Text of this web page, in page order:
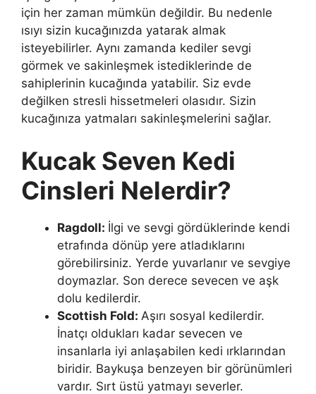
için her zaman mümkün değildir. Bu nedenle
ısıyı sizin kucağınızda yatarak almak
isteyebilirler. Aynı zamanda kediler sevgi
görmek ve sakinleşmek istediklerinde de
sahiplerinin kucağında yatabilir. Siz evde
değilken stresli hissetmeleri olasıdır. Sizin
kucağınıza yatmaları sakinleşmelerini sağlar.
Kucak Seven Kedi
Cinsleri Nelerdir?
Ragdoll: İlgi ve sevgi gördüklerinde kendi
etrafında dönüp yere atladıklarını
görebilirsiniz. Yerde yuvarlanır ve sevgiye
doymazlar. Son derece sevecen ve aşk
dolu kedilerdir.
Scottish Fold: Aşırı sosyal kedilerdir.
İnatçı oldukları kadar sevecen ve
insanlarla iyi anlaşabilen kedi ırklarından
biridir. Baykuşa benzeyen bir görünümleri
vardır. Sırt üstü yatmayı severler.